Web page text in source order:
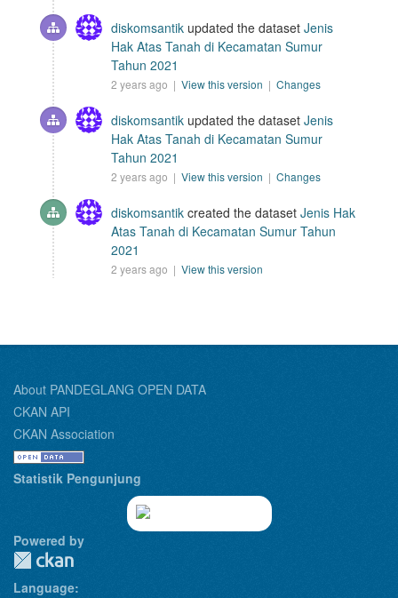
diskomsantik updated the dataset Jenis
Hak Atas Tanah di Kecamatan Sumur
Tahun 2021
2 years ago | View this version | Changes
diskomsantik updated the dataset Jenis
Hak Atas Tanah di Kecamatan Sumur
Tahun 2021
2 years ago | View this version | Changes
diskomsantik created the dataset Jenis Hak
Atas Tanah di Kecamatan Sumur Tahun
2021
2 years ago | View this version
About PANDEGLANG OPEN DATA
CKAN API
CKAN Association
Statistik Pengunjung
Powered by
Language